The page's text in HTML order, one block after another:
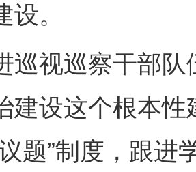
。
视巡察干部队
建设这个根本
题”制度，跟